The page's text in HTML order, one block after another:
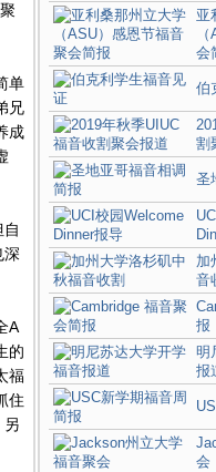
单
兄
成
深
A
的
福
住
另
亚
会
伯
割
圣
加
音
报
明
报
会